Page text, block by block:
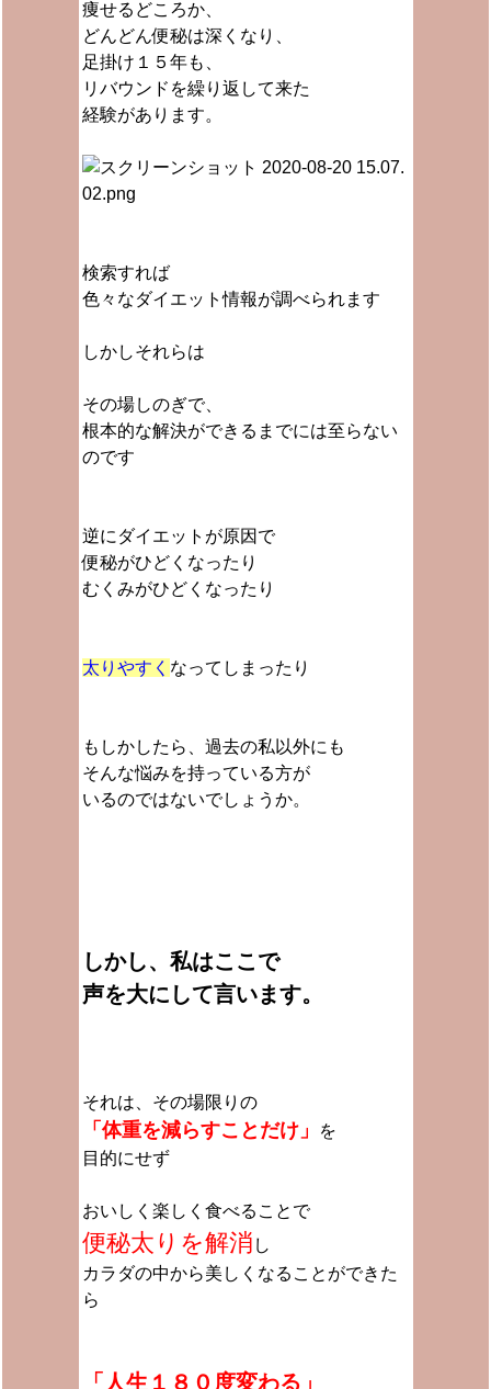
痩せるどころか、
どんどん便秘は深くなり、
足掛け１５年も、
リバウンドを繰り返して来た
経験があります。
検索すれば
色々なダイエット情報が調べられます
しかしそれらは
その場しのぎで、
根本的な解決ができるまでには至らない
のです
逆にダイエットが原因で
便秘がひどくなったり
むくみがひどくなったり
太りやすく なってしまったり
もしかしたら、過去の私以外にも
そんな悩みを持っている方が
いるのではないでしょうか。
しかし、私はここで
声を大にして言います。
それは、その場限りの
「体重を減らすことだけ」
を
目的にせず
おいしく楽しく食べることで
便秘太りを解消 し
カラダの中から美しくなることができた
ら
「人生１８０度変わる」